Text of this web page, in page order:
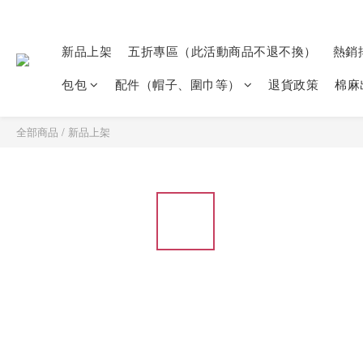
新品上架 五折專區（此活動商品不退不換）
熱銷
包包
配件（帽子、圍巾等） 退貨政策 棉麻
全部商品 / 新品上架